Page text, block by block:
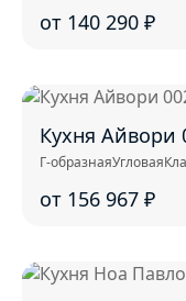
от 140 290 ₽
Кухня Айвори
Г-образнаяУгловая
от 156 967 ₽